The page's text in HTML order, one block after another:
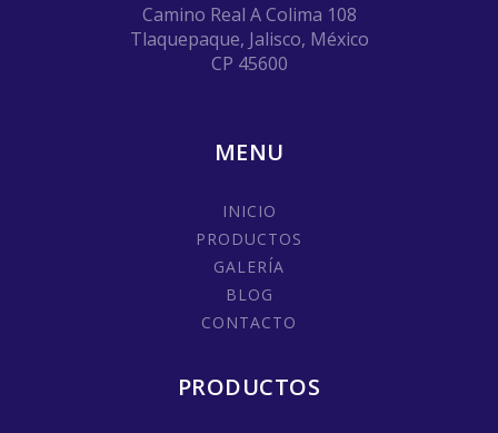
Camino Real A Colima 108
Tlaquepaque, Jalisco, México
CP 45600
MENU
INICIO
PRODUCTOS
GALERÍA
BLOG
CONTACTO
PRODUCTOS